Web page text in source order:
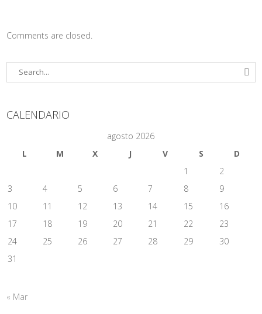
Comments are closed.
CALENDARIO
agosto 2026
L
M X J V S
D
1
2
3
4 5 6 7 8
9
10
11 12 13 14 15
16
17
18 19 20 21 22
23
24
25 26 27 28 29
30
31
« Mar